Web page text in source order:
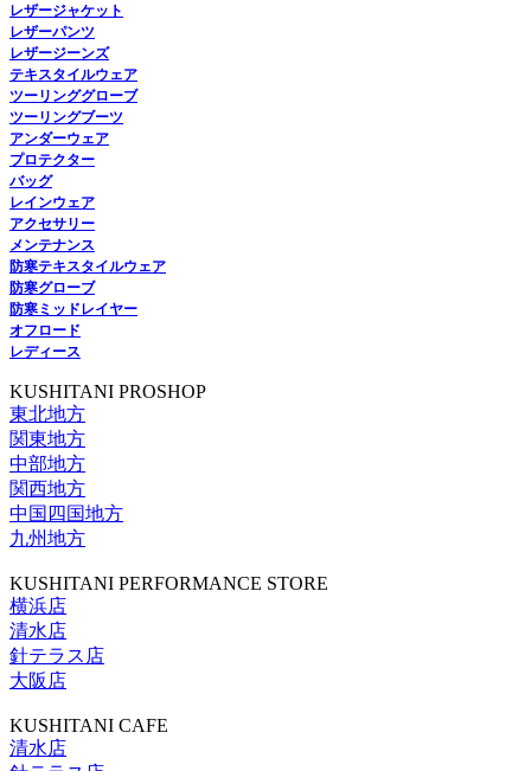
レザージャケット
レザーパンツ
レザージーンズ
テキスタイルウェア
ツーリンググローブ
ツーリングブーツ
アンダーウェア
プロテクター
バッグ
レインウェア
アクセサリー
メンテナンス
防寒テキスタイルウェア
防寒グローブ
防寒ミッドレイヤー
オフロード
レディース
KUSHITANI PROSHOP
東北地方
関東地方
中部地方
関西地方
中国四国地方
九州地方
KUSHITANI PERFORMANCE STORE
横浜店
清水店
針テラス店
大阪店
KUSHITANI CAFE
清水店